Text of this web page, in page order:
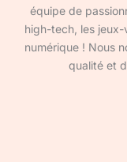
équipe de
high-tech, les
numérique ! Nous
qualité et